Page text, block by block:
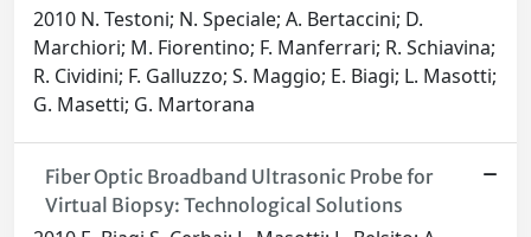
2010 N. Testoni; N. Speciale; A. Bertaccini; D.
Marchiori; M. Fiorentino; F. Manferrari; R. Schiavina;
R. Cividini; F. Galluzzo; S. Maggio; E. Biagi; L. Masotti;
G. Masetti; G. Martorana
Fiber Optic Broadband Ultrasonic Probe for
Virtual Biopsy: Technological Solutions